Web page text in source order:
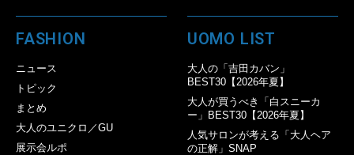
FASHION
ニュース
トピック
まとめ
大人のユニクロ／GU
展示会ルポ
UOMO LIST
大人の「吉田カバン」
BEST30【2026年夏】
大人が買うべき「白スニーカ
ー」BEST30【2026年夏】
人気サロンが考える「大人ヘア
の正解」SNAP